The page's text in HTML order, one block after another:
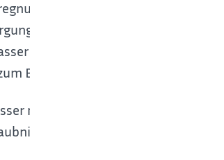
/ öffentliche
/ Wasserhaltung
Beispiel Reinigung, Kühlung,
nutzen beziehungsweise
oder einer gehobenen